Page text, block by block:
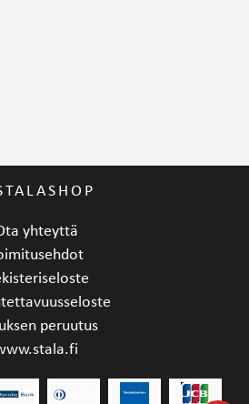
yhteyttä
peruutus